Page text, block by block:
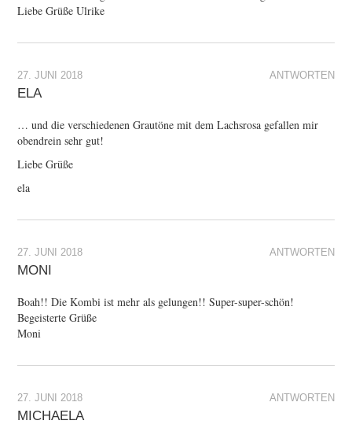
Liebe Grüße Ulrike
ANTWORTEN
27. JUNI 2018
ELA
… und die verschiedenen Grautöne mit dem Lachsrosa gefallen mir
obendrein sehr gut!
Liebe Grüße
ela
ANTWORTEN
27. JUNI 2018
MONI
Boah!! Die Kombi ist mehr als gelungen!! Super-super-schön!
Begeisterte Grüße
Moni
ANTWORTEN
27. JUNI 2018
MICHAELA